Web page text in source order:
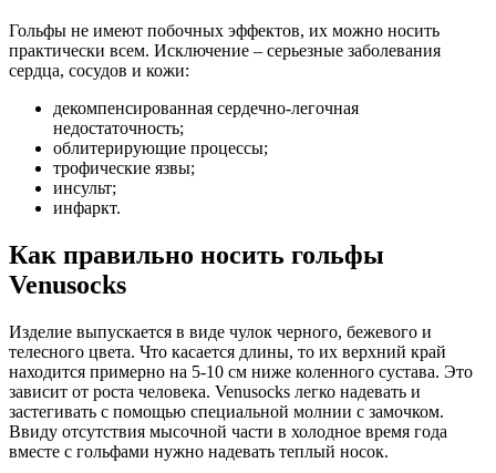
Гольфы не имеют побочных эффектов, их можно носить
практически всем. Исключение – серьезные заболевания
сердца, сосудов и кожи:
декомпенсированная сердечно-легочная
недостаточность;
облитерирующие процессы;
трофические язвы;
инсульт;
инфаркт.
Как правильно носить гольфы
Venusocks
Изделие выпускается в виде чулок черного, бежевого и
телесного цвета. Что касается длины, то их верхний край
находится примерно на 5-10 см ниже коленного сустава. Это
зависит от роста человека. Venusocks легко надевать и
застегивать с помощью специальной молнии с замочком.
Ввиду отсутствия мысочной части в холодное время года
вместе с гольфами нужно надевать теплый носок.